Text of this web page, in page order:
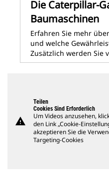
Die Caterpillar-
Baumaschinen
Erfahren Sie mehr
und welche
Zusätzlich werden Sie
warning
Teilen
Cookies Sind Erforderlich
Um Videos anzusehen,
den Link „Cookie-
akzeptieren Sie die
Targeting-Cookies